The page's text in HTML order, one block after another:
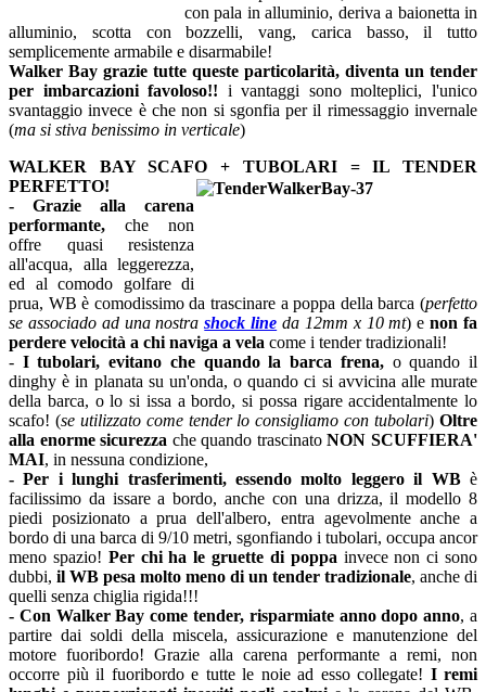
con pala in alluminio, deriva a baionetta in
alluminio, scotta con bozzelli, vang, carica basso, il tutto
semplicemente armabile e disarmabile!
Walker Bay grazie tutte queste particolarità, diventa un tender
per imbarcazioni favoloso!! i vantaggi sono molteplici, l'unico
svantaggio invece è che non si sgonfia per il rimessaggio invernale
(ma si stiva benissimo in verticale)
WALKER BAY SCAFO + TUBOLARI = IL TENDER
PERFETTO!
- Grazie alla carena
performante, che non
offre quasi resistenza
all'acqua, alla leggerezza,
ed al comodo golfare di
prua, WB è comodissimo da trascinare a poppa della barca (perfetto
se associado ad una nostrashock line da 12mm x 10 mt) enon fa
perdere velocità a chi naviga a vela come i tender tradizionali!
- I tubolari, evitano che quando la barca frena,o quando il
dinghy è in planata su un'onda, o quando ci si avvicina alle murate
della barca, o lo si issa a bordo, si possa rigare accidentalmente lo
scafo! (se utilizzato come tender lo consigliamo con tubolari)Oltre
alla enorme sicurezza che quando trascinatoNON SCUFFIERA'
MAI, in nessuna condizione,
- Per i lunghi trasferimenti, essendo molto leggero il WBè
facilissimo da issare a bordo, anche con una drizza, il modello 8
piedi posizionato a prua dell'albero, entra agevolmente anche a
bordo di una barca di 9/10 metri, sgonfiando i tubolari, occupa ancor
meno spazio! Per chi ha le gruette di poppa invece non ci sono
dubbi, il WB pesa molto meno di un tender tradizionale, anche di
quelli senza chiglia rigida!!!
- Con Walker Bay come tender, risparmiate anno dopo anno, a
partire dai soldi della miscela, assicurazione e manutenzione del
motore fuoribordo! Grazie alla carena performante a remi, non
occorre più il fuoribordo e tutte le noie ad esso collegate! I remi